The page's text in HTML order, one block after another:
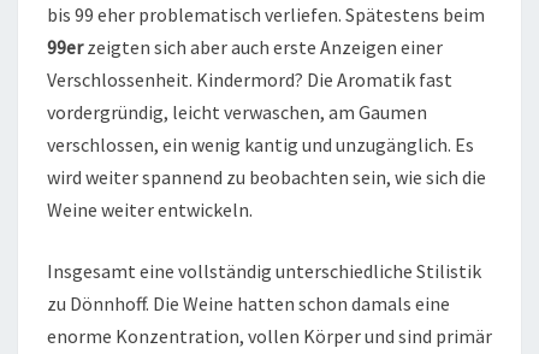
bis 99 eher problematisch verliefen. Spätestens beim
99erzeigten sich aber auch erste Anzeigen einer
Verschlossenheit. Kindermord? Die Aromatik fast
vordergründig, leicht verwaschen, am Gaumen
verschlossen, ein wenig kantig und unzugänglich. Es
wird weiter spannend zu beobachten sein, wie sich die
Weine weiter entwickeln.
Insgesamt eine vollständig unterschiedliche Stilistik
zu Dönnhoff. Die Weine hatten schon damals eine
enorme Konzentration, vollen Körper und sind primär